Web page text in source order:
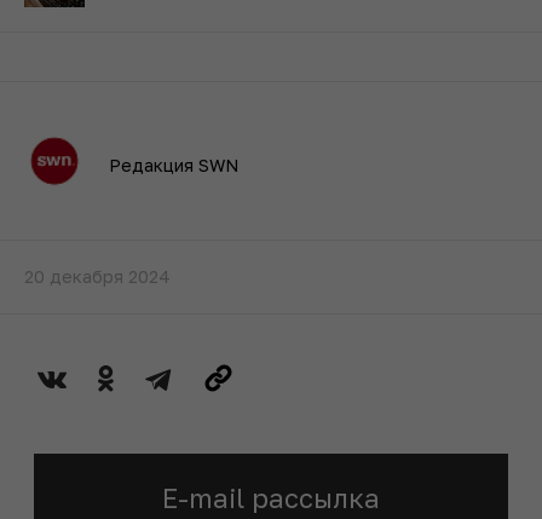
Редакция SWN
20 декабря 2024
E-mail рассылка